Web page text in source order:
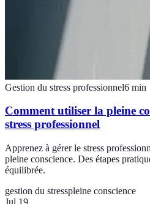
Gestion du stress professionnel6 min
Comment utiliser la pleine
stress professionnel
Apprenez à gérer le stress
pleine conscience. Des étapes
équilibrée.
gestion du stresspleine conscience
Jul 19